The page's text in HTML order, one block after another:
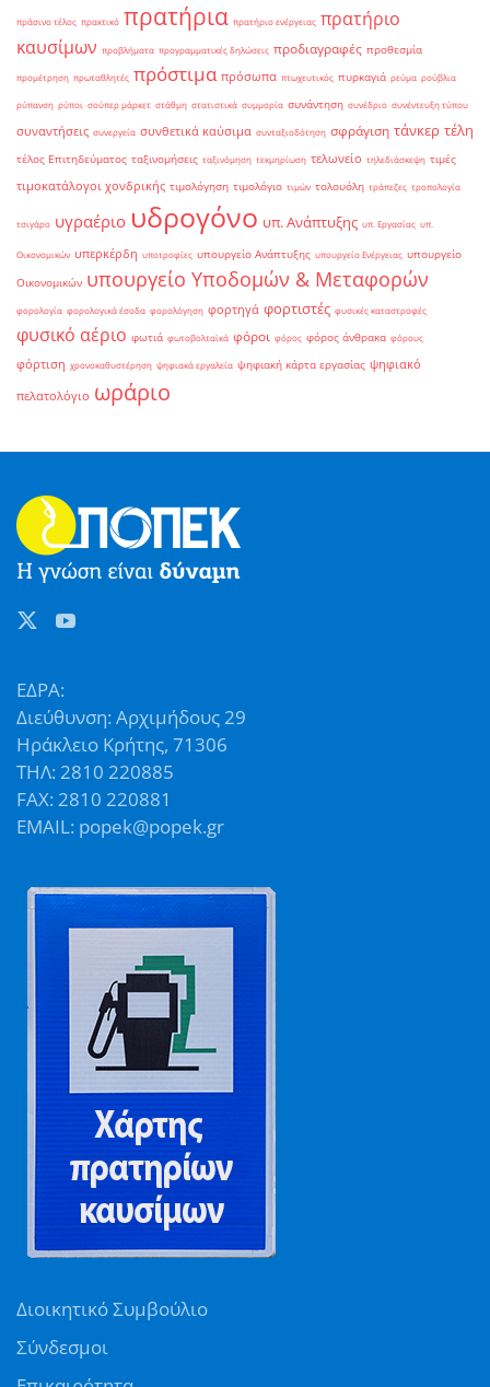
πράσινο τέλος πρακτικό πρατήρια πρατήριο ενέργειας πρατήριο
καυσίμων προβλήματα προγραμματικές δηλώσεις προδιαγραφές προθεσμία
προμέτρηση πρωταθλητές πρόστιμα πρόσωπα πτωχευτικός πυρκαγιά ρεύμα ρούβλια
ρύπανση ρύποι σούπερ μάρκετ στάθμη στατιστικά συμμορία συνάντηση συνέδριο συνέντευξη τύπου
συναντήσεις συνεργεία συνθετικά καύσιμα συνταξιοδότηση σφράγιση τάνκερ τέλη
τέλος Επιτηδεύματος ταξινομήσεις ταξινόμηση τεκμηρίωση τελωνείο τηλεδιάσκεψη τιμές
τιμοκατάλογοι χονδρικής τιμολόγηση τιμολόγιο τιμών τολουόλη τράπεζες τροπολογία
τσιγάρο υγραέριο υδρογόνο υπ. Ανάπτυξης υπ. Εργασίας υπ.
Οικονομικών υπερκέρδη υποτροφίες υπουργείο Ανάπτυξης υπουργείο Ενέργειας υπουργείο
Οικονομικών υπουργείο Υποδομών & Μεταφορών
φορολογία φορολογικά έσοδα φορολόγηση φορτηγά φορτιστές φυσικές καταστροφές
φυσικό αέριο φωτιά φωτοβολταϊκά φόροι φόρος φόρος άνθρακα φόρους
φόρτιση χρονοκαθυστέρηση ψηφιακά εργαλεία ψηφιακή κάρτα εργασίας ψηφιακό
πελατολόγιο ωράριο
ΕΔΡΑ:
Διεύθυνση: Αρχιμήδους 29
Ηράκλειο Κρήτης, 71306
ΤΗΛ: 2810 220885
FAX: 2810 220881
EMAIL: popek@popek.gr
Διοικητικό Συμβούλιο
Σύνδεσμοι